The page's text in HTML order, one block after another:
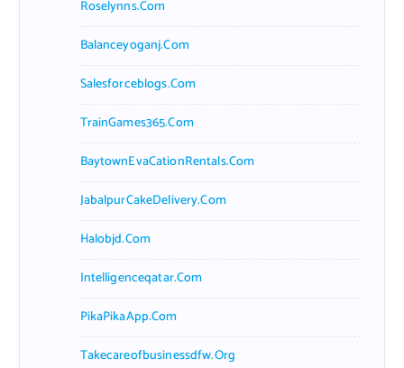
Roselynns.com
Balanceyoganj.com
Salesforceblogs.com
TrainGames365.com
BaytownEvaCationRentals.com
JabalpurCakeDelivery.com
Halobjd.com
Intelligenceqatar.com
PikaPikaApp.com
Takecareofbusinessdfw.org